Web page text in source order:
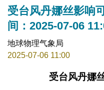
受台风丹娜丝影响
间：2025-07-06
地球物理气象局
2025-07-06 11:00
受台风丹娜